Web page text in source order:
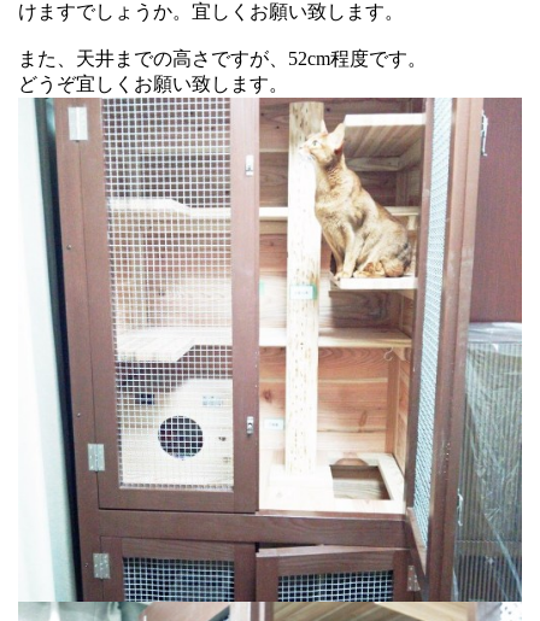
けますでしょうか。宜しくお願い致します。
また、天井までの高さですが、52cm程度です。
どうぞ宜しくお願い致します。